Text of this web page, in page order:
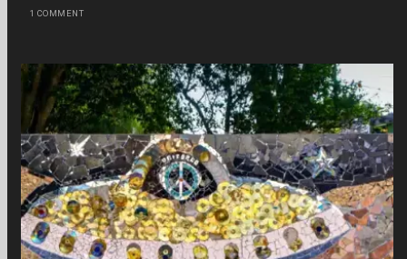
1 COMMENT